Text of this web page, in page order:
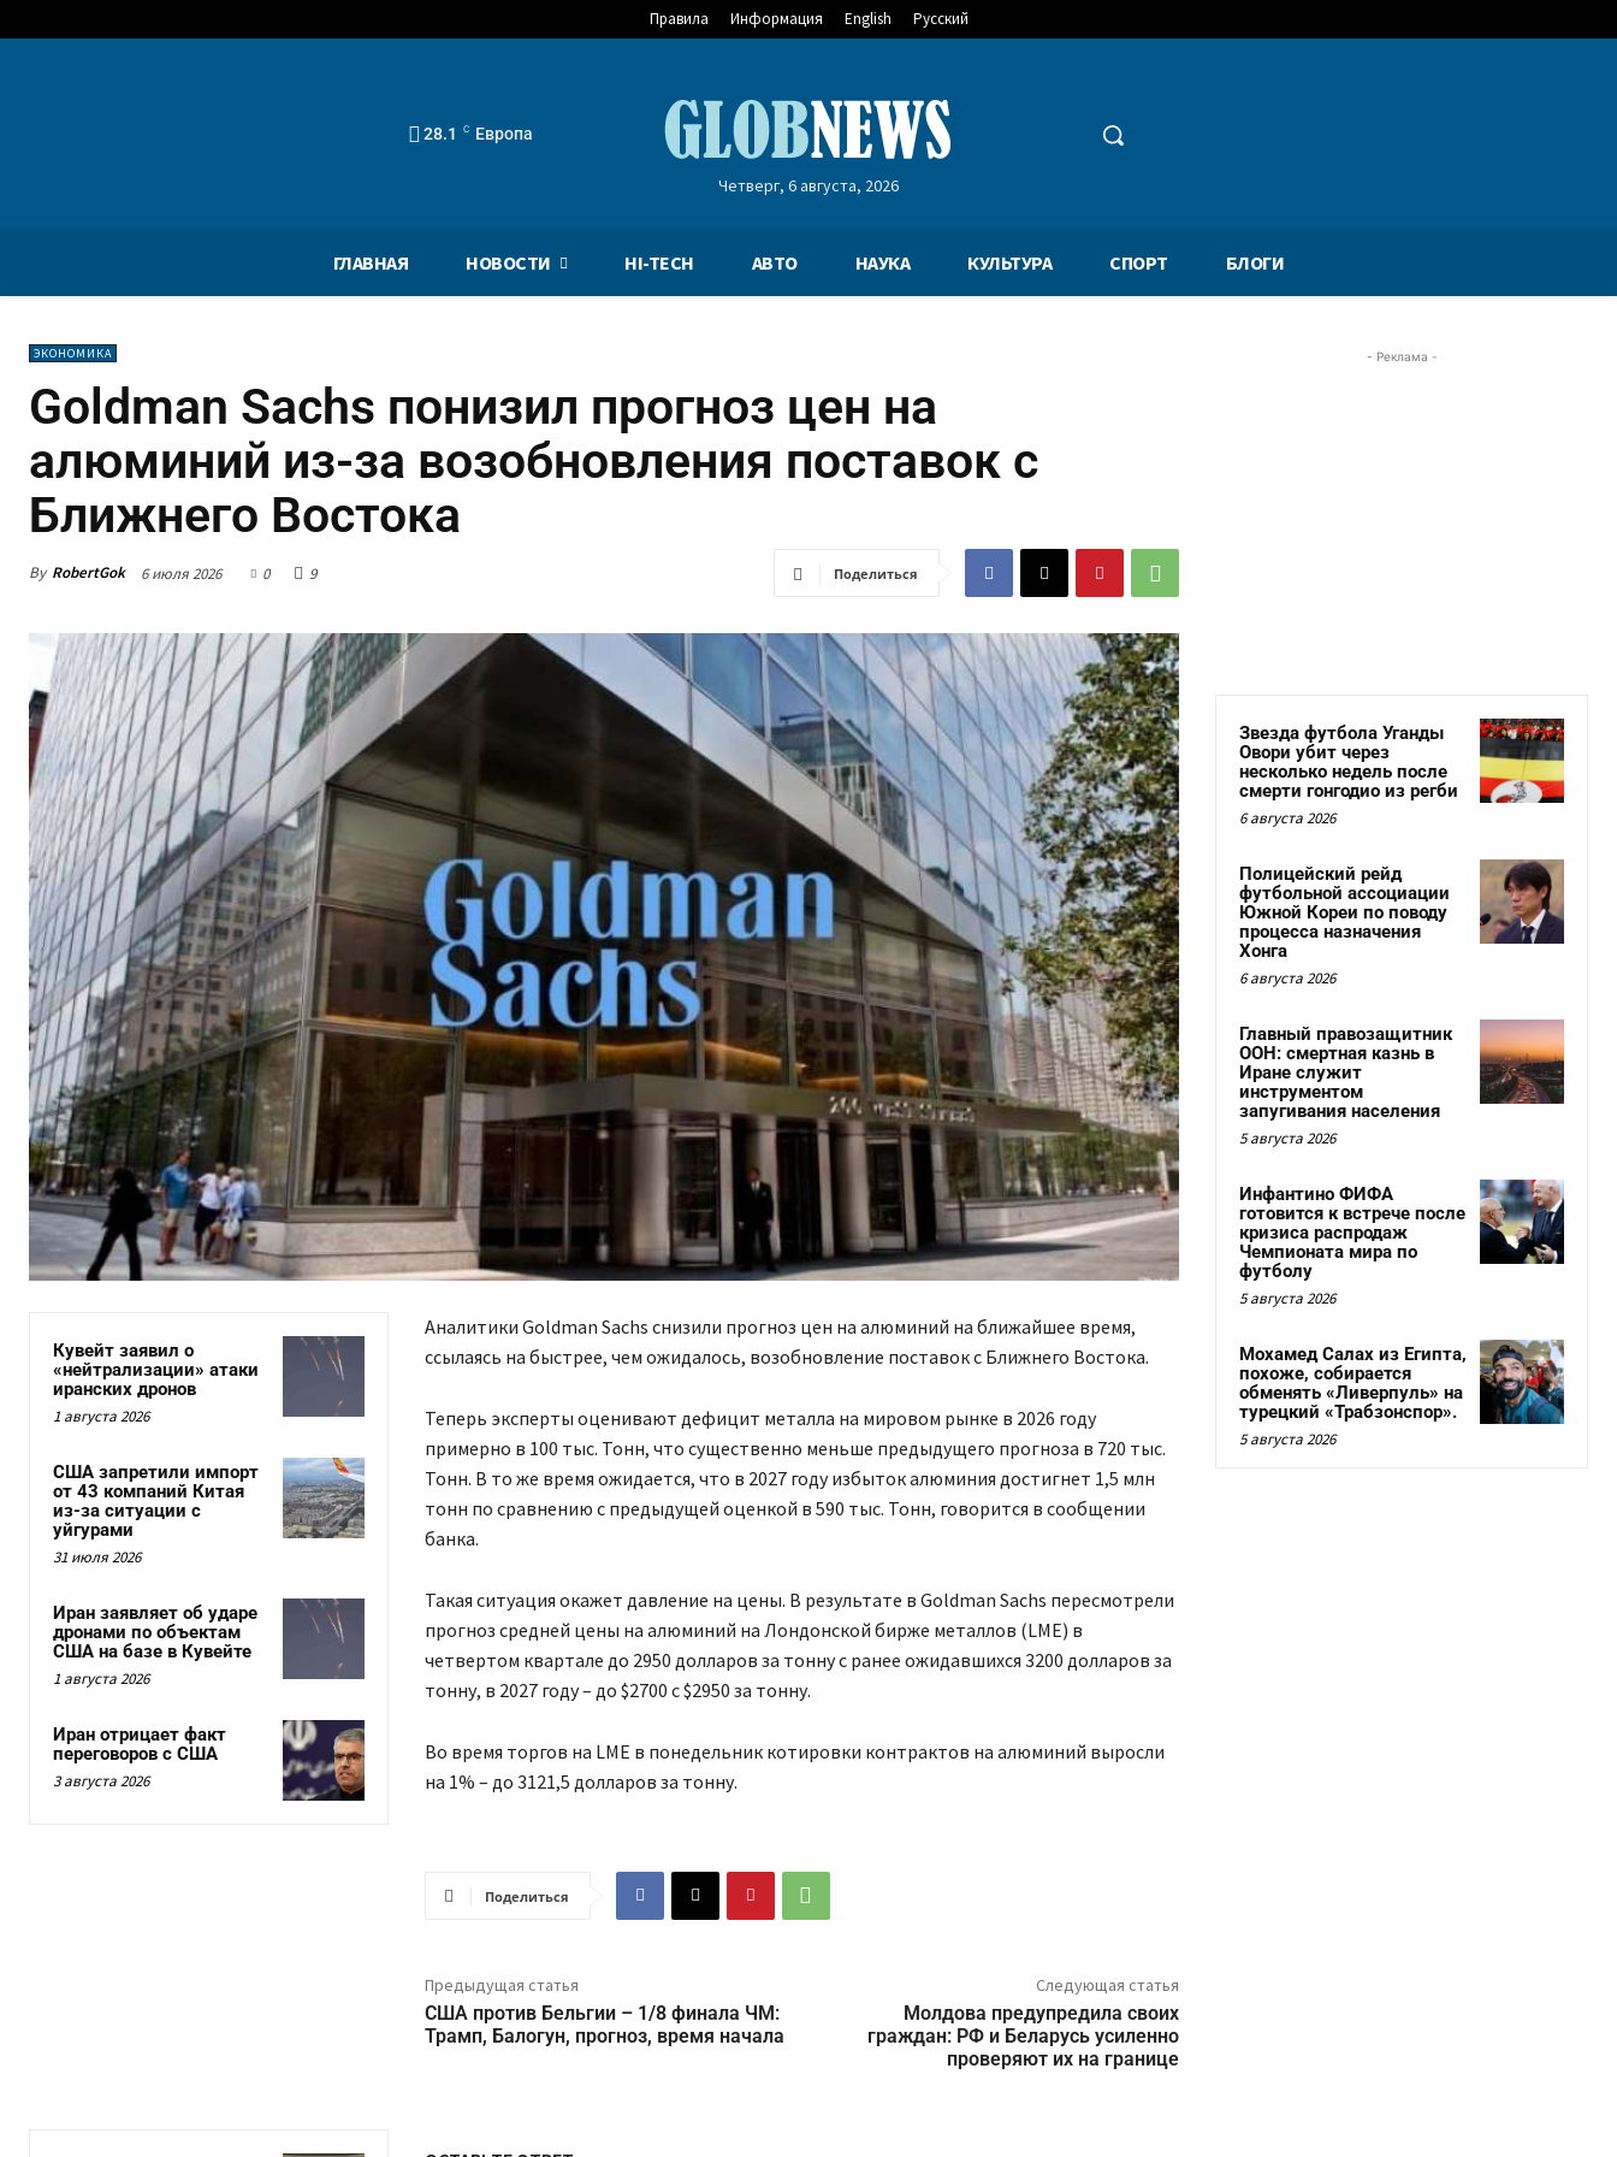
Правила Информация English Русский
28.1 C Европа
Четверг, 6 августа, 2026
ГЛАВНАЯ НОВОСТИ HI-TECH АВТО НАУКА КУЛЬТУРА СПОРТ БЛОГИ
ЭКОНОМИКА
Goldman Sachs понизил прогноз цен на
алюминий из-за возобновления поставок с
Ближнего Востока
By RobertGok 6 июля 2026 0 9 Поделиться
Кувейт заявил о
«нейтрализации» атаки
иранских дронов
1 августа 2026
США запретили импорт
от 43 компаний Китая
из-за ситуации с
уйгурами
31 июля 2026
Иран заявляет об ударе
дронами по объектам
США на базе в Кувейте
1 августа 2026
Иран отрицает факт
переговоров с США
3 августа 2026
Аналитики Goldman Sachs снизили прогноз цен на алюминий на ближайшее время,
ссылаясь на быстрее, чем ожидалось, возобновление поставок с Ближнего Востока.
Теперь эксперты оценивают дефицит металла на мировом рынке в 2026 году
примерно в 100 тыс. Тонн, что существенно меньше предыдущего прогноза в 720 тыс.
Тонн. В то же время ожидается, что в 2027 году избыток алюминия достигнет 1,5 млн
тонн по сравнению с предыдущей оценкой в 590 тыс. Тонн, говорится в сообщении
банка.
Такая ситуация окажет давление на цены. В результате в Goldman Sachs пересмотрели
прогноз средней цены на алюминий на Лондонской бирже металлов (LME) в
четвертом квартале до 2950 долларов за тонну с ранее ожидавшихся 3200 долларов за
тонну, в 2027 году – до $2700 с $2950 за тонну.
Во время торгов на LME в понедельник котировки контрактов на алюминий выросли
на 1% – до 3121,5 долларов за тонну.
Поделиться
Предыдущая статья
США против Бельгии – 1/8 финала ЧМ:
Трамп, Балогун, прогноз, время начала
Следующая статья
Молдова предупредила своих
граждан: РФ и Беларусь усиленно
проверяют их на границе
- Реклама -
Звезда футбола Уганды
Овори убит через
несколько недель после
смерти гонгодио из регби
6 августа 2026
Полицейский рейд
футбольной ассоциации
Южной Кореи по поводу
процесса назначения
Хонга
6 августа 2026
Главный правозащитник
ООН: смертная казнь в
Иране служит
инструментом
запугивания населения
5 августа 2026
Инфантино ФИФА
готовится к встрече после
кризиса распродаж
Чемпионата мира по
футболу
5 августа 2026
Мохамед Салах из Египта,
похоже, собирается
обменять «Ливерпуль» на
турецкий «Трабзонспор».
5 августа 2026